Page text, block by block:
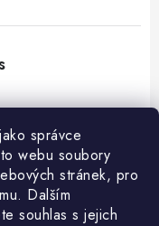
správce
webu soubory
stránek, pro
Dalším
souhlas s jejich